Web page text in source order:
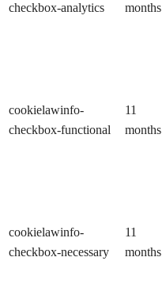
checkbox-analytics
months
cookielawinfo-
checkbox-functional
11
months
cookielawinfo-
checkbox-necessary
11
months